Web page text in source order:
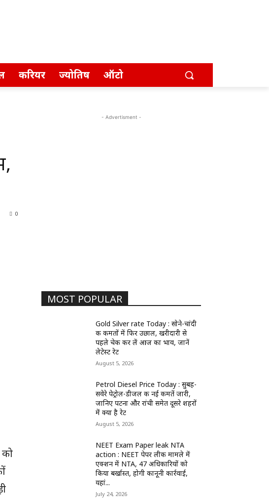
करियर ज्योतिष ऑटो
0
- Advertisment -
MOST POPULAR
Gold Silver rate Today : सोने-चांदी
की कीमतों में फिर उछाल, खरीदारी से
पहले चेक कर लें आज का भाव, जानें
लेटेस्ट रेट
August 5, 2026
Petrol Diesel Price Today : सुबह-
सवेरे पेट्रोल-डीजल की नई कीमतें जारी,
जानिए पटना और रांची समेत दूसरे शहरों
में क्या है रेट
August 5, 2026
NEET Exam Paper leak NTA
action : NEET पेपर लीक मामले में
एक्शन में NTA, 47 अधिकारियों को
किया बर्खास्त, होगी कानूनी कार्रवाई,
यहां...
July 24, 2026